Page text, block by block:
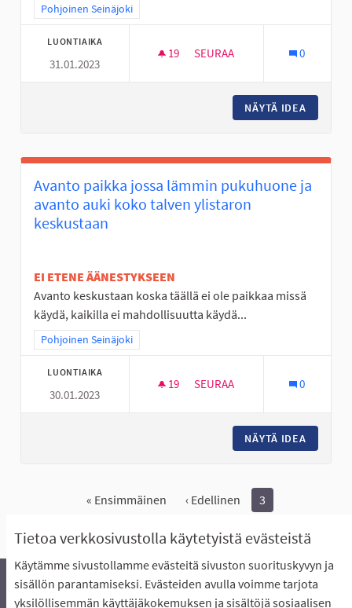
Tietoa verkkosivustolla käytetyistä evästeistä
Käytämme sivustollamme evästeitä sivuston suorituskyvyn ja
sisällön parantamiseksi. Evästeiden avulla voimme tarjota
yksilöllisemmän käyttäjäkokemuksen ja sisältöjä sosiaalisen
Rajaa tulokset teeman mukaan: Pohjoinen Seinäjoki
Pohjoinen Seinäjoki
LUONTIAIKA
31.01.2023
19 19 SEURAAJAA
SEURAA 0
NÄYTÄ IDEA
Avanto paikka jossa lämmin pukuhuone ja
avanto auki koko talven ylistaron
keskustaan
EI ETENE ÄÄNESTYKSEEN
Avanto keskustaan koska täällä ei ole paikkaa missä
käydä, kaikilla ei mahdollisuutta käydä...
Rajaa tulokset teeman mukaan: Pohjoinen Seinäjoki
Pohjoinen Seinäjoki
LUONTIAIKA
30.01.2023
19 19 SEURAAJAA
SEURAA 0
NÄYTÄ IDEA
« Ensimmäinen ‹ Edellinen 3
Näytä kaikki peruutetut ideat